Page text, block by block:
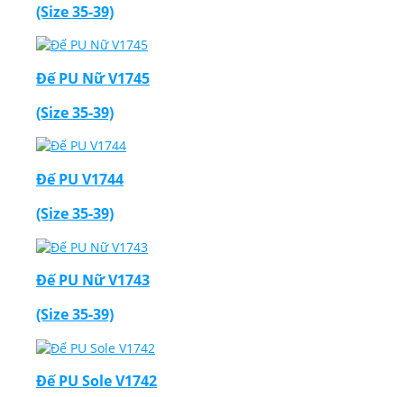
(Size 35-39)
Đế PU Nữ V1745
(Size 35-39)
Đế PU V1744
(Size 35-39)
Đế PU Nữ V1743
(Size 35-39)
Đế PU Sole V1742